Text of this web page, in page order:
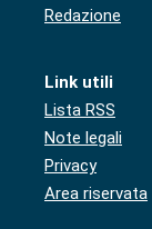
Redazione
Link utili
Lista RSS
Note legali
Privacy
Area riservata